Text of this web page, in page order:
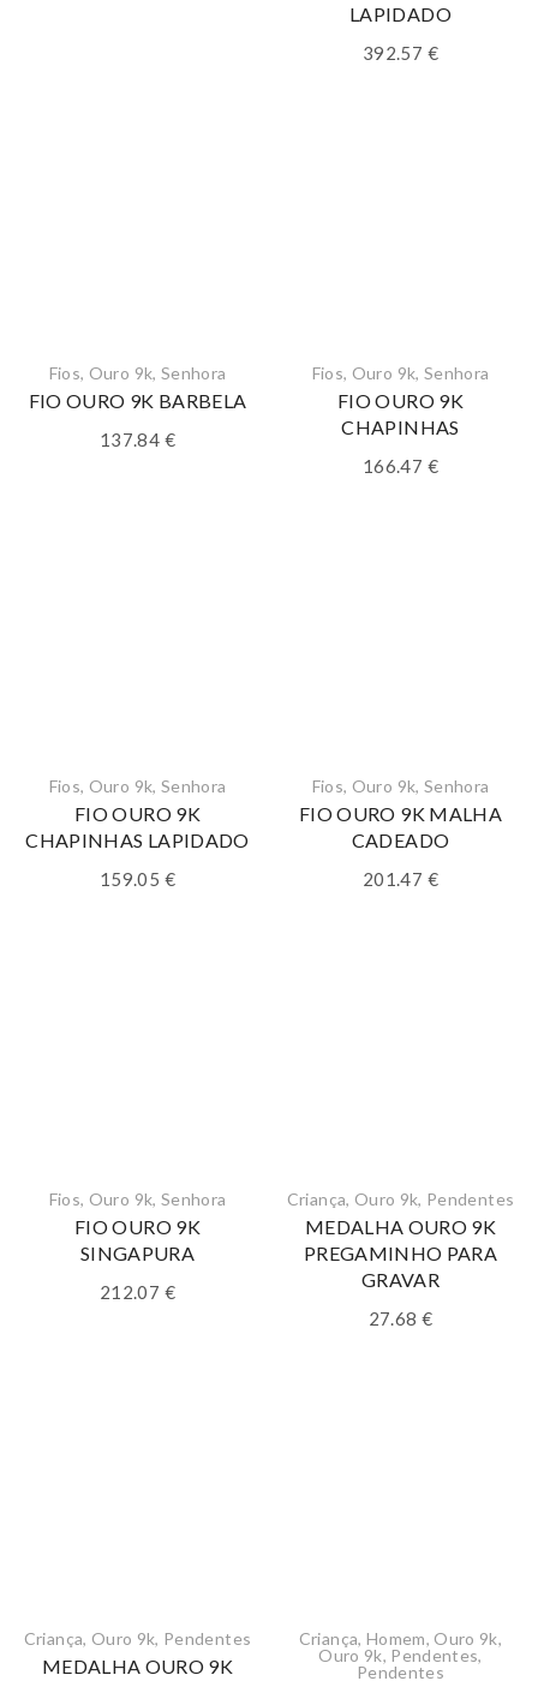
LAPIDADO
392.57 €
Fios, Ouro 9k, Senhora
FIO OURO 9K BARBELA
137.84 €
Fios, Ouro 9k, Senhora
FIO OURO 9K
CHAPINHAS
166.47 €
Fios, Ouro 9k, Senhora
FIO OURO 9K
CHAPINHAS LAPIDADO
159.05 €
Fios, Ouro 9k, Senhora
FIO OURO 9K MALHA
CADEADO
201.47 €
Fios, Ouro 9k, Senhora
FIO OURO 9K
SINGAPURA
212.07 €
Criança, Ouro 9k, Pendentes
MEDALHA OURO 9K
PREGAMINHO PARA
GRAVAR
27.68 €
Criança, Ouro 9k, Pendentes
MEDALHA OURO 9K
Criança, Homem, Ouro 9k,
Ouro 9k, Pendentes,
Pendentes